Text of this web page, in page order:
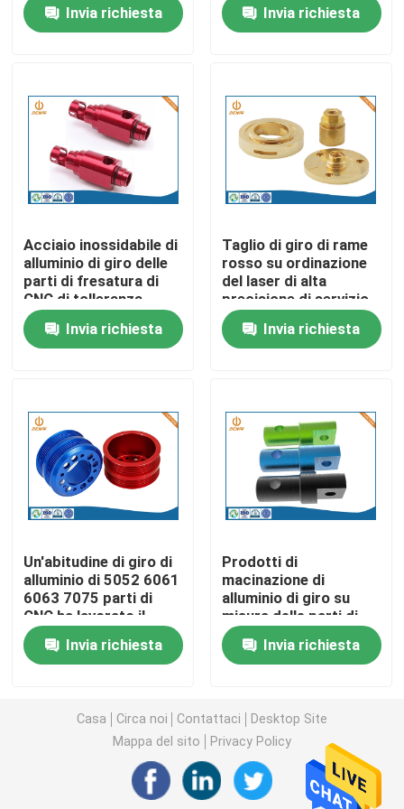
Controllo di qualità
Contattaci
L'alluminio la pressofusione
Pezzi di ricambio di EV
Parti di giro di CNC
Parti di fresatura di CNC
Recinzioni elettroniche su ordinazione
Parti di plastica su ordinazione dell'iniezione
la muffa della pressofusione
I ricambi auto della pressofusione
Invia richiesta
Invia richiesta
Acciaio inossidabile di
alluminio di giro delle
parti di fresatura di
CNC di tolleranza
0.002mm
Invia richiesta
Taglio di giro di rame
rosso su ordinazione
del laser di alta
precisione di servizio
di CNC
Invia richiesta
Un'abitudine di giro di
alluminio di 5052 6061
6063 7075 parti di
CNC ha lavorato il
prodotto a macchina
Invia richiesta
Prodotti di
macinazione di
alluminio di giro su
misura delle parti di
CNC di Ra0.2 Ra3.2
Invia richiesta
Casa Circa noi Contattaci
Desktop Site
Mappa del sito
Privacy Policy